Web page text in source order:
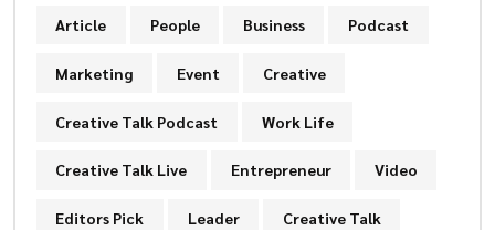
Article People Business Podcast
Marketing Event Creative
Creative Talk Podcast Work Life
Creative Talk Live Entrepreneur Video
Editors Pick Leader Creative Talk